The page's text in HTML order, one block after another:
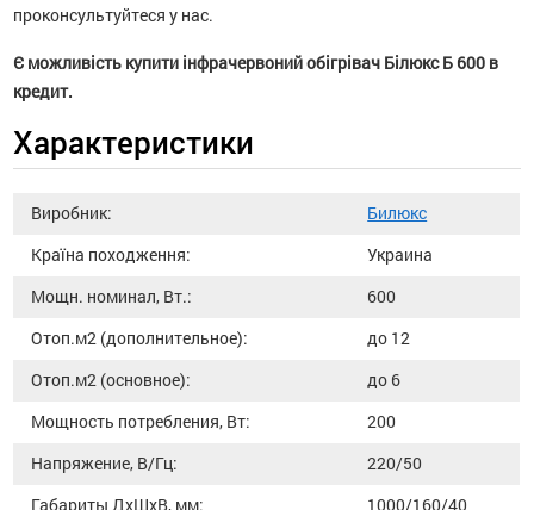
проконсультуйтеся у нас.
Є можливість купити інфрачервоний обігрівач Білюкс Б 600 в
кредит.
Характеристики
Виробник:
Билюкс
Країна походження:
Украина
Мощн. номинал, Вт.:
600
Отоп.м2 (дополнительное):
до 12
Отоп.м2 (основное):
до 6
Мощность потребления, Вт:
200
Напряжение, В/Гц:
220/50
Габариты ДхШхВ, мм:
1000/160/40